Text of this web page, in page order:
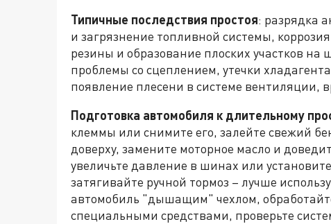
Типичные последствия простоя: разрядка
и загрязнение топливной системы,
резины и образование плоских участков
проблемы со сцеплением, утечки
появление плесени в системе вентиляции,
Подготовка автомобиля к длительному
клеммы или снимите его, залейте свежий
доверху, замените моторное масло и
увеличьте давление в шинах или
затягивайте ручной тормоз – лучше
автомобиль "дышащим" чехлом,
специальными средствами, проверьте